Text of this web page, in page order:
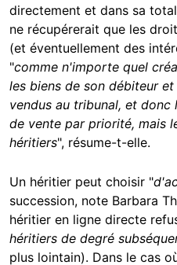
directement et dans sa
ne récupérerait que les
(et éventuellement des
"comme n'importe quel
les biens de son débiteur
vendus au tribunal, et
de vente par priorité, mais
héritiers", résume-t-elle.
Un héritier peut choisir "
succession, note Barbara
héritier en ligne directe
héritiers de degré
plus lointain). Dans le cas